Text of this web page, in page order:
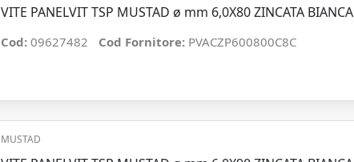
VITE PANELVIT TSP MUSTAD ø mm 6,0X80 ZINCATA BIANCA
Cod: 09627482 Cod Fornitore: PVACZP600800C8C
MUSTAD